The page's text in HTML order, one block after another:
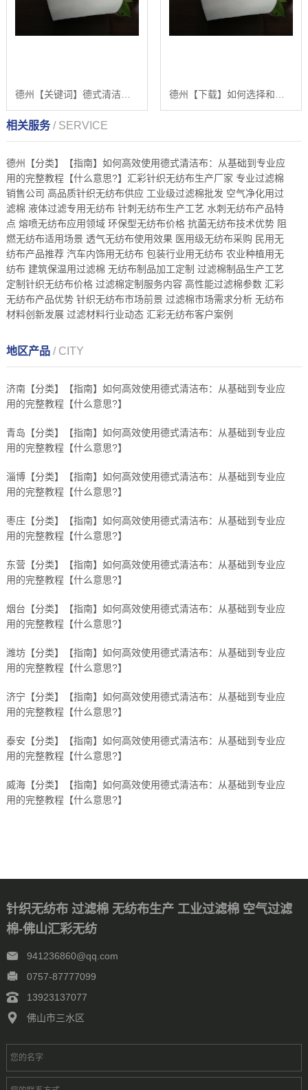
德州【关键词】德式清洁布指南：如何高效清洁与保养【德式清洁布的正确使用方法】【怎么用?】
相关服务/ SERVICE
德州【分类】【指南】如何高效使用德式清洁布：从基础到专业应
用的完整教程【什么意思?】汇彩针织无纺布生产厂家 专业过滤棉
销售公司 高品质针织无纺布供应 工业级过滤棉批发 空气净化用过
滤棉 液体过滤专用无纺布 针刺无纺布生产工艺 水刺无纺布产品特
点 熔喷无纺布应用领域 环保型无纺布价格 抗菌无纺布技术优势 阻
燃无纺布适用场景 透气无纺布使用效果 医用级无纺布采购 民用无
纺布产品推荐 汽车内饰用无纺布 包装行业用无纺布 农业种植用无
纺布 建筑保温用过滤棉 无纺布制品加工定制 过滤棉制品生产工艺
定制针织无纺布价格 过滤棉定制服务内容 高性能过滤棉参数 汇彩
无纺布产品优势 针织无纺布市场前景 过滤棉市场需求分析 无纺布
材料创新发展 过滤材料行业动态 汇彩无纺布客户案例
地区产品 / CITY
济南【分类】【指南】如何高效使用德式清洁布：从基础到专业应
用的完整教程【什么意思?】
青岛【分类】【指南】如何高效使用德式清洁布：从基础到专业应
用的完整教程【什么意思?】
淄博【分类】【指南】如何高效使用德式清洁布：从基础到专业应
用的完整教程【什么意思?】
枣庄【分类】【指南】如何高效使用德式清洁布：从基础到专业应
用的完整教程【什么意思?】
东营【分类】【指南】如何高效使用德式清洁布：从基础到专业应
用的完整教程【什么意思?】
烟台【分类】【指南】如何高效使用德式清洁布：从基础到专业应
用的完整教程【什么意思?】
潍坊【分类】【指南】如何高效使用德式清洁布：从基础到专业应
用的完整教程【什么意思?】
济宁【分类】【指南】如何高效使用德式清洁布：从基础到专业应
用的完整教程【什么意思?】
泰安【分类】【指南】如何高效使用德式清洁布：从基础到专业应
用的完整教程【什么意思?】
威海【分类】【指南】如何高效使用德式清洁布：从基础到专业应
用的完整教程【什么意思?】
针织无纺布 过滤棉 无纺布生产 工业过滤棉 空气过滤
棉-佛山汇彩无纺
941236860@qq.com
0757-87777099
13923137077
佛山市三水区